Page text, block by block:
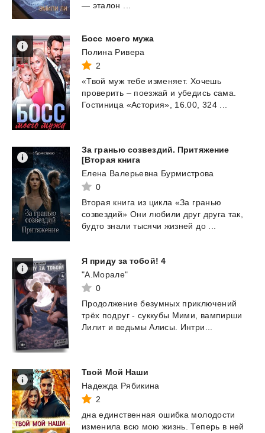
— эталон ...
Босс моего мужа
Полина Ривера
2
«Твой муж тебе изменяет. Хочешь
проверить – поезжай и убедись сама.
Гостиница «Астория», 16.00, 324 ...
За гранью созвездий. Притяжение
[Вторая книга
Елена Валерьевна Бурмистрова
0
Вторая книга из цикла «За гранью
созвездий» Они любили друг друга так,
будто знали тысячи жизней до ...
Я приду за тобой! 4
"А.Морале"
0
Продолжение безумных приключений
трёх подруг - суккубы Мими, вампирши
Лилит и ведьмы Алисы. Интри...
Твой Мой Наши
Надежда Рябикина
2
дна единственная ошибка молодости
изменила всю мою жизнь. Теперь в ней